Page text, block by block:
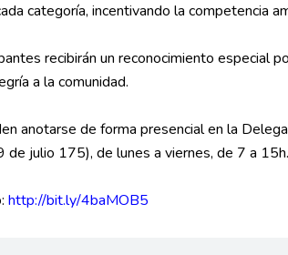
categoría, incentivando la competencia
recibirán un reconocimiento especial
a la comunidad.
anotarse de forma presencial en la
julio 175), de lunes a viernes, de 7 a
http://bit.ly/4baMOB5